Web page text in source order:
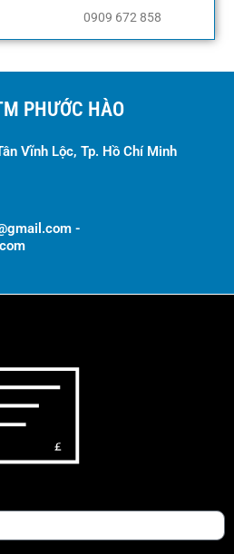
0909 672 858
PHƯỚC HÀO
Vĩnh Lộc, Tp. Hồ Chí Minh
-